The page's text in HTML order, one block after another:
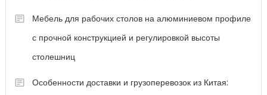
Мебель для рабочих столов на алюминиевом профиле
с прочной конструкцией и регулировкой высоты
столешниц
Особенности доставки и грузоперевозок из Китая: